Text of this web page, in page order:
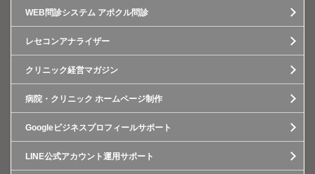
WEB問診システム アポクル問診
レセコンアナライザー
クリニック経営マガジン
病院・クリニック ホームページ制作
Googleビジネスプロフィールサポート
LINE公式アカウント運用サポート